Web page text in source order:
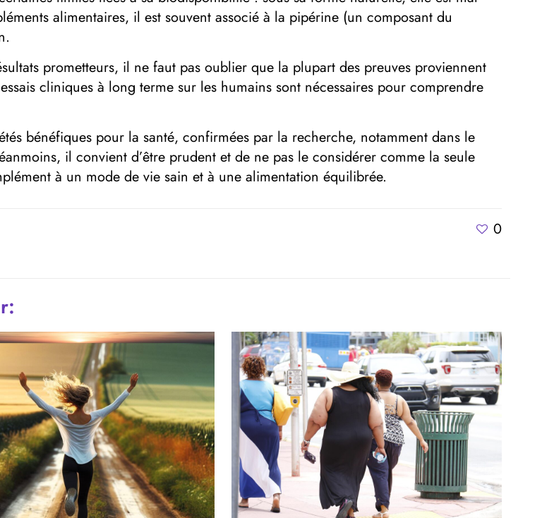
alimentaires, il est souvent associé à la pipérine (un composant du
prometteurs, il ne faut pas oublier que la plupart des preuves proviennent
cliniques à long terme sur les humains sont nécessaires pour comprendre
bénéfiques pour la santé, confirmées par la recherche, notamment dans le
il convient d’être prudent et de ne pas le considérer comme la seule
à un mode de vie sain et à une alimentation équilibrée.
0